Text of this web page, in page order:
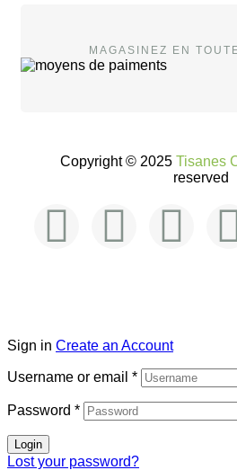
MAGASINEZ EN
Copyright © 2025 Tisanes
reserved
Sign in Create an Account
Username or email *
Password *
Login
Lost your password?